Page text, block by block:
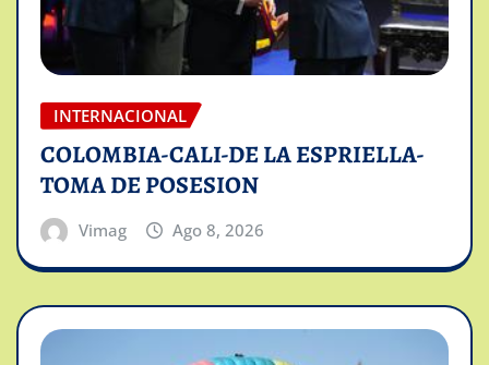
INTERNACIONAL
COLOMBIA-CALI-DE LA ESPRIELLA-
TOMA DE POSESION
Vimag Ago 8, 2026